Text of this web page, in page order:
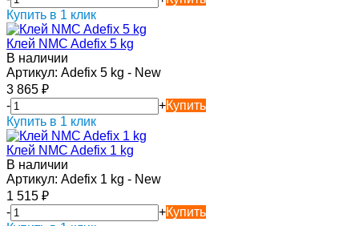
Купить в 1 клик
Клей NMC Adefix 5 kg
В наличии
Артикул: Adefix 5 kg - New
3 865 ₽
-
+Купить
Купить в 1 клик
Клей NMC Adefix 1 kg
В наличии
Артикул: Adefix 1 kg - New
1 515 ₽
-
+Купить